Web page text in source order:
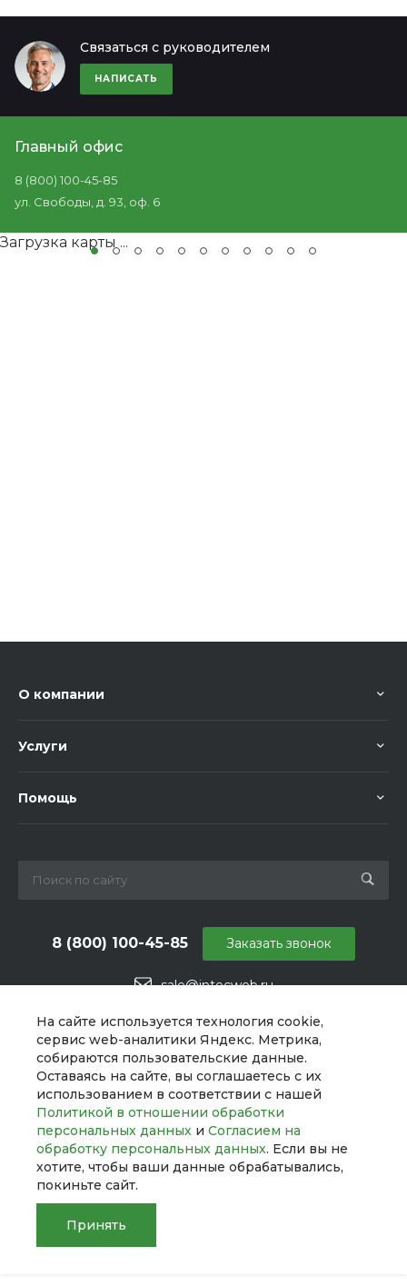
На сайте используется технология cookie,
сервис web-аналитики Яндекс. Метрика,
собираются пользовательские данные.
Оставаясь на сайте, вы соглашаетесь с их
использованием в соответствии с нашей
Политикой в отношении обработки
персональных данных и Согласием на
обработку персональных данных. Если вы не
хотите, чтобы ваши данные обрабатывались,
покиньте сайт.
Принять
Связаться с руководителем
НАПИСАТЬ
Главный офис
8 (800) 100-45-85
ул. Свободы, д. 93, оф. 6
Загрузка карты ...
О компании
Услуги
Помощь
sale@intecweb.ru
8 (800) 100-45-85
г. Челябинск, ул. Свободы, д. 93, оф. 6
Заказать звонок
© 2026 UNIBox, Все права защищены